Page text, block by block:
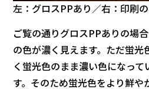
左：グロスPPあり／右：印刷
ご覧の通りグロスPPありの場
の色が濃く見えます。ただ蛍光
く蛍光色のまま濃い色になっ
す。そのため蛍光色をより鮮や